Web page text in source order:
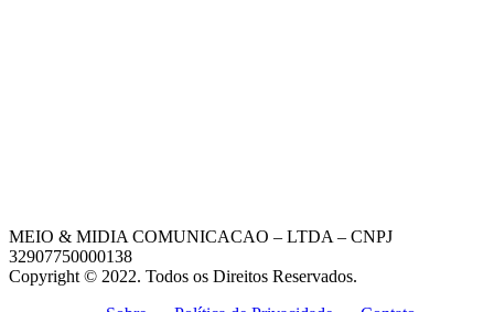
MEIO & MIDIA COMUNICACAO – LTDA – CNPJ
32907750000138
Copyright © 2022. Todos os Direitos Reservados.